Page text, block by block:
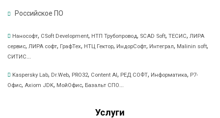
т
н
а
и
Российское ПО
Нанософт, CSoft Development, НТП Трубопровод, SCAD Soft, ТЕСИС, ЛИРА
сервис, ЛИРА софт, ГрафТех, НТЦ Гектор, ИндорСофт, Интеграл, Malinin soft,
СИТИС
Kaspersky Lab, Dr.Web, PRO32, Content AI, РЕД СОФТ, Информатика, Р7-
Офис, Axiom JDK, МойОфис, Базальт СПО
Услуги